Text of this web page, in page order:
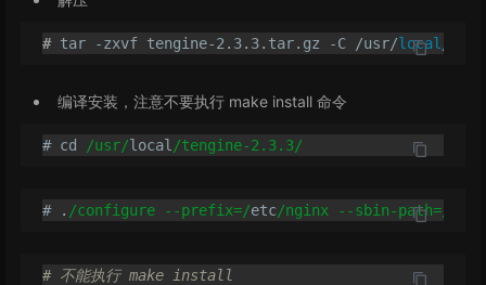
# tar -zxvf tengine-2.3.3.tar.gz -C /usr/local
编译安装，注意不要执行 make install 命令
# cd /usr/local /tengine-2.3.3/
# . /configure --prefix=/etc/nginx --sbin-path=/u
# 不能执行 make install